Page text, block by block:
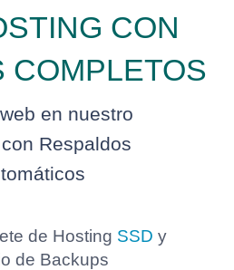
CON
COMPLETOS
en nuestro
Respaldos
de Hosting SSD y
de Backups